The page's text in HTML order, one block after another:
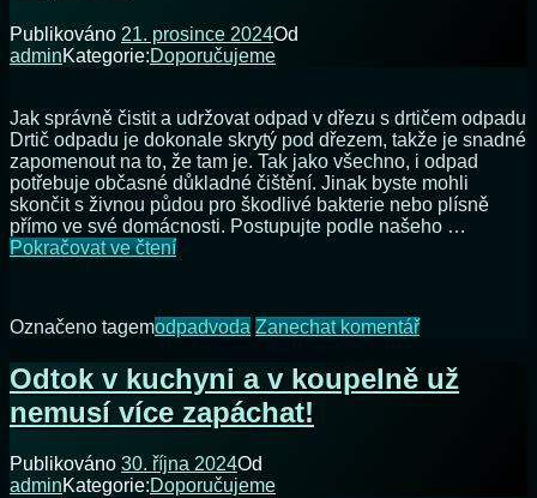
oken,
rámů
a
nábytku
Publikováno 21. prosince 2024Od
adminKategorie:Doporučujeme
Jak správně čistit a udržovat odpad v dřezu s drtičem odpadu
Drtič odpadu je dokonale skrytý pod dřezem, takže je snadné
zapomenout na to, že tam je. Tak jako všechno, i odpad
potřebuje občasné důkladné čištění. Jinak byste mohli
skončit s živnou půdou pro škodlivé bakterie nebo plísně
přímo ve své domácnosti. Postupujte podle našeho …
Pokračovat ve čteníJak
s
odpadu?
Označeno tagemodpadvoda Zanechat komentářna
správně
vyčistit
Odtok v kuchyni a v koupelně už
nemusí více zapáchat!
Publikováno 30. října 2024Od
adminKategorie:Doporučujeme